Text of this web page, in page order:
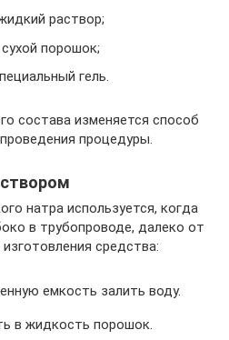
раствор;
сухой порошок;
гель.
состава изменяется способ
процедуры.
натра используется, когда
в трубопроводе, далеко от
средства:
емкость залить воду.
в жидкость порошок.